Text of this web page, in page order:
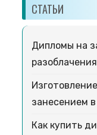
СТАТЬИ
Дипломы на
занесением
Как купить